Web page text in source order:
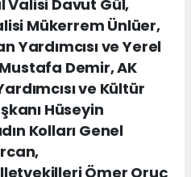
Valisi Davut Gül,
Mükerrem Ünlüer,
Yardımcısı ve Yerel
Demir, AK
ve Kültür
Hüseyin
Kolları Genel
Ömer Oruç